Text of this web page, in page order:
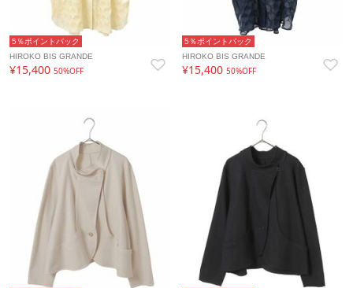
5％ポイントバック
HIROKO BIS GRANDE
¥15,400 50%OFF
5％ポイントバック
HIROKO BIS GRANDE
¥15,40050%OFF